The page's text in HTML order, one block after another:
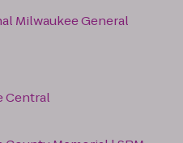
Milwaukee General
Central